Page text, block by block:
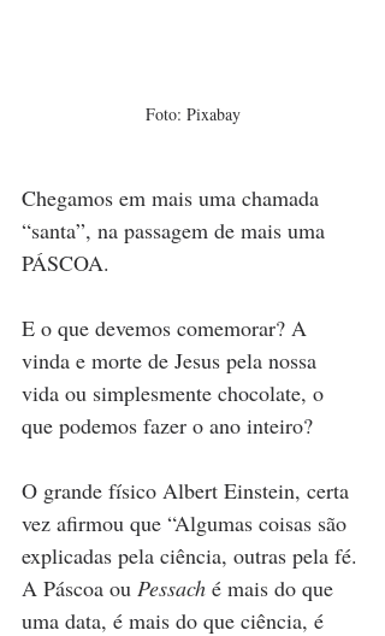
Foto: Pixabay
Chegamos em mais uma chamada
“santa”, na passagem de mais uma
PÁSCOA.
E o que devemos comemorar? A
vinda e morte de Jesus pela nossa
vida ou simplesmente chocolate, o
que podemos fazer o ano inteiro?
O grande físico Albert Einstein, certa
vez afirmou que “Algumas coisas são
explicadas pela ciência, outras pela fé.
A Páscoa ou Pessach é mais do que
uma data, é mais do que ciência, é